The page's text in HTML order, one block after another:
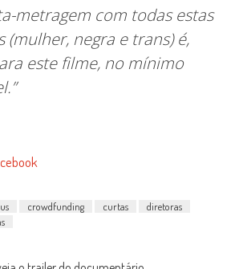
metragem com todas estas
(mulher, negra e trans) é,
este filme, no mínimo
crowdfunding curtas
diretoras